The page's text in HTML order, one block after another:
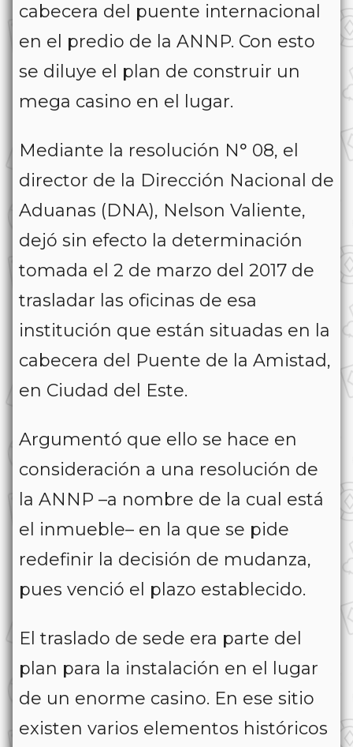
cabecera del puente internacional
en el predio de la ANNP. Con esto
se diluye el plan de construir un
mega casino en el lugar.
Mediante la resolución N° 08, el
director de la Dirección Nacional de
Aduanas (DNA), Nelson Valiente,
dejó sin efecto la determinación
tomada el 2 de marzo del 2017 de
trasladar las oficinas de esa
institución que están situadas en la
cabecera del Puente de la Amistad,
en Ciudad del Este.
Argumentó que ello se hace en
consideración a una resolución de
la ANNP –a nombre de la cual está
el inmueble– en la que se pide
redefinir la decisión de mudanza,
pues venció el plazo establecido.
El traslado de sede era parte del
plan para la instalación en el lugar
de un enorme casino. En ese sitio
existen varios elementos históricos